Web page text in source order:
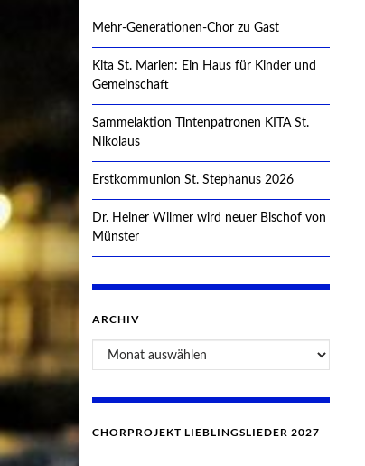
Mehr-Generationen-Chor zu Gast
Kita St. Marien: Ein Haus für Kinder und
Gemeinschaft
Sammelaktion Tintenpatronen KITA St.
Nikolaus
Erstkommunion St. Stephanus 2026
Dr. Heiner Wilmer wird neuer Bischof von
Münster
ARCHIV
CHORPROJEKT LIEBLINGSLIEDER 2027